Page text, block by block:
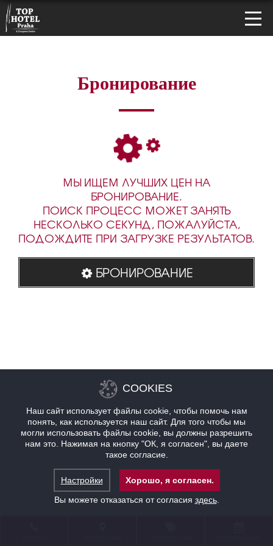
Бронирование
МЫ ИЩЕМ ЛУЧШИХ ЦЕН НА
БРОНИРОВАНИЕ.
ПОИСК ПРОЦЕСС МОЖЕТ ЗАНЯТЬ
НЕСКОЛЬКО СЕКУНД, ПОЖАЛУЙСТА,
ПОДОЖДИТЕ ПРИ ЗАГРУЗКЕ РЕЗУЛЬТАТОВ.
БРОНИРОВАНИЕ
COOKIES
Наш сайт использует файлы cookie, чтобы помочь нам
понять, как используется наш сайт. Для того чтобы мы
могли использовать файлы cookie, вы должны разрешить
нам это. Нажимая на кнопку "ОК, я согласен", вы даете
такое согласие.
Настройки
Хорошо, я согласен.
Вы можете отказаться от согласия здесь.